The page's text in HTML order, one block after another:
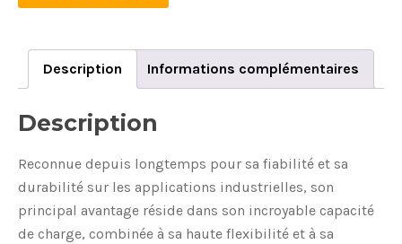
Description Informations complémentaires
Description
Reconnue depuis longtemps pour sa fiabilité et sa
durabilité sur les applications industrielles, son
principal avantage réside dans son incroyable capacité
de charge, combinée à sa haute flexibilité et à sa